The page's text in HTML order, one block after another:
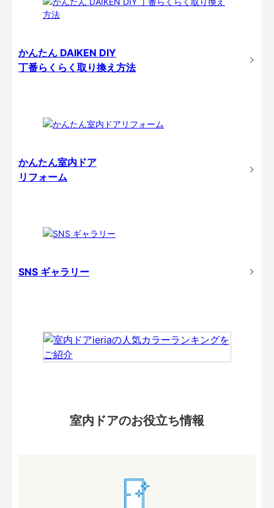
かんたん DAIKEN DIY
丁番らくらく取り換え方法
かんたん室内ドア
リフォーム
SNS ギャラリー
室内ドアのお役立ち情報